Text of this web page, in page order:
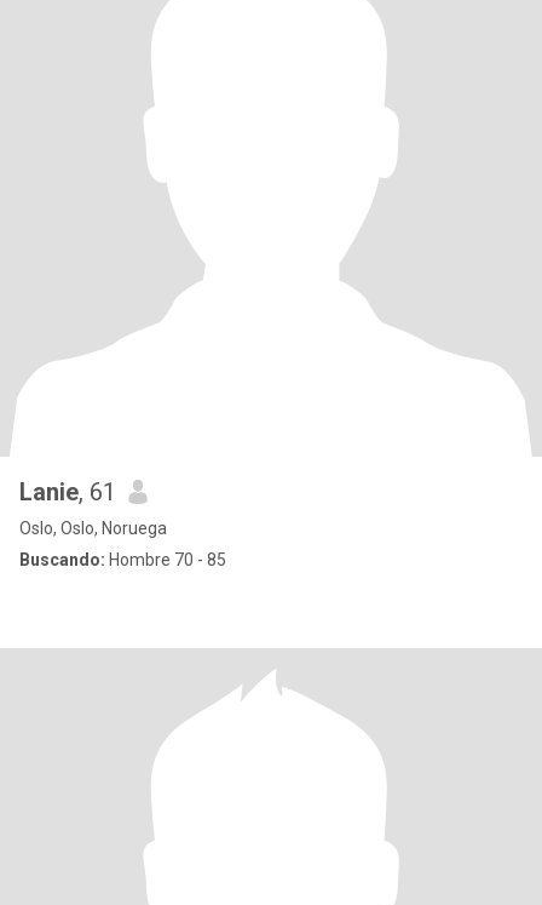
Lanie, 61
Oslo, Oslo, Noruega
Buscando: Hombre 70 - 85